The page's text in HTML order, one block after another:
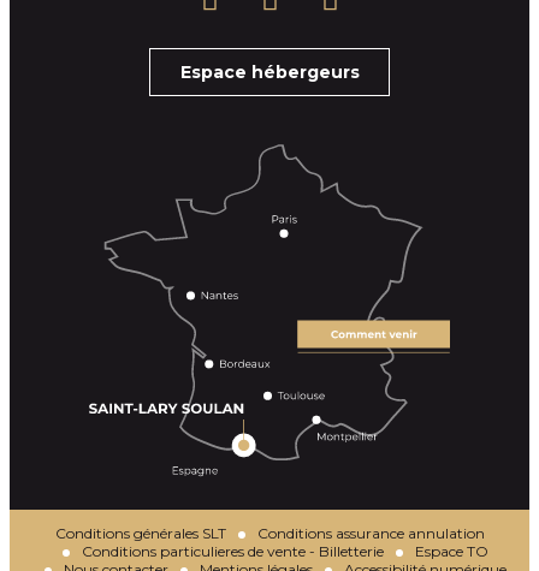
Espace hébergeurs
Conditions générales SLT
Conditions assurance annulation
Conditions particulieres de vente - Billetterie
Espace TO